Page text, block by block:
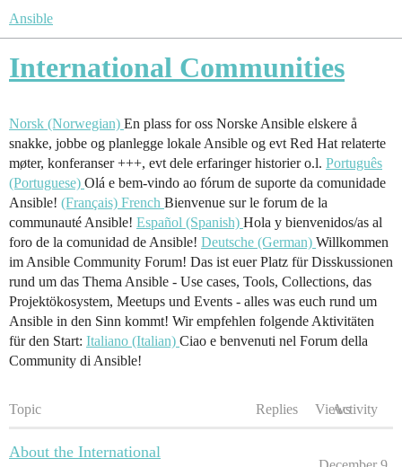
Ansible
International Communities
Norsk (Norwegian) En plass for oss Norske Ansible elskere å
snakke, jobbe og planlegge lokale Ansible og evt Red Hat relaterte
møter, konferanser +++, evt dele erfaringer historier o.l. Português
(Portuguese) Olá e bem-vindo ao fórum de suporte da comunidade
Ansible! (Français) French Bienvenue sur le forum de la
communauté Ansible! Español (Spanish) Hola y bienvenidos/as al
foro de la comunidad de Ansible! Deutsche (German) Willkommen
im Ansible Community Forum! Das ist euer Platz für Disskussionen
rund um das Thema Ansible - Use cases, Tools, Collections, das
Projektökosystem, Meetups und Events - alles was euch rund um
Ansible in den Sinn kommt! Wir empfehlen folgende Aktivitäten
für den Start: Italiano (Italian) Ciao e benvenuti nel Forum della
Community di Ansible!
Topic Replies ViewsActivity
About the International